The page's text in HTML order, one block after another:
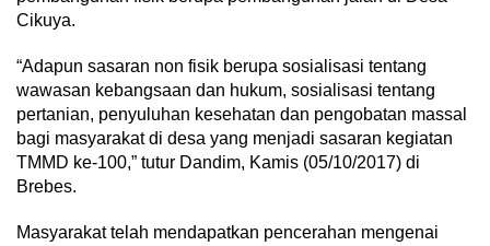
Cikuya.
“Adapun sasaran non fisik berupa sosialisasi tentang
wawasan kebangsaan dan hukum, sosialisasi tentang
pertanian, penyuluhan kesehatan dan pengobatan massal
bagi masyarakat di desa yang menjadi sasaran kegiatan
TMMD ke-100,” tutur Dandim, Kamis (05/10/2017) di
Brebes.
Masyarakat telah mendapatkan pencerahan mengenai